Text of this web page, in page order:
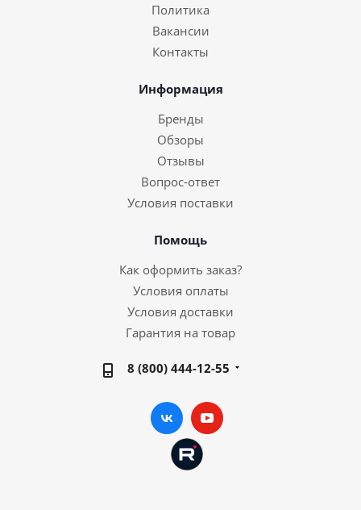
Политика
Вакансии
Контакты
Информация
Бренды
Обзоры
Отзывы
Вопрос-ответ
Условия поставки
Помощь
Как оформить заказ?
Условия оплаты
Условия доставки
Гарантия на товар
8 (800) 444-12-55